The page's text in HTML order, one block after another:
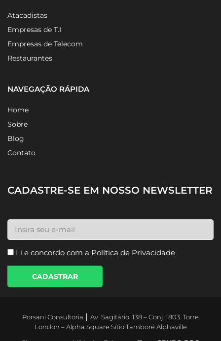
Atacadistas
Empresas de T.I
Empresas de Telecom
Restaurantes
NAVEGAÇÃO RÁPIDA
Home
Sobre
Blog
Contato
CADASTRE-SE EM NOSSO NEWSLETTER
Li e concordo com a Política de Privacidade
CADASTRAR
Porsani Consultoria │ Av. Sagitário, 138 – Conj. 1803. Torre
London – Alpha Square Sítio Tamboré Alphaville